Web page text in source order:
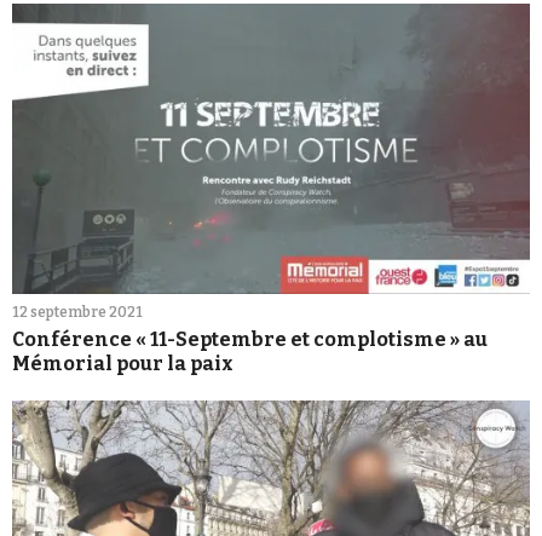
12 septembre 2021
Conférence « 11-Septembre et complotisme » au
Mémorial pour la paix